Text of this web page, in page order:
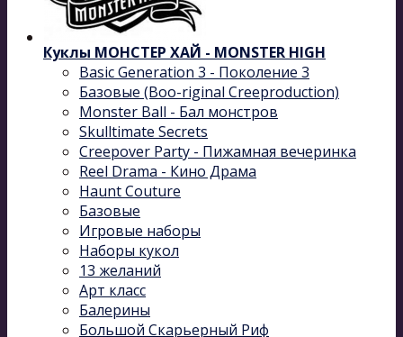
Куклы МОНСТЕР ХАЙ - MONSTER HIGH
Basic Generation 3 - Поколение 3
Базовые (Boo-riginal Creeproduction)
Monster Ball - Бал монстров
Skulltimate Secrets
Creepover Party - Пижамная вечеринка
Reel Drama - Кино Драма
Haunt Couture
Базовые
Игровые наборы
Наборы кукол
13 желаний
Арт класс
Балерины
Большой Скарьерный Риф